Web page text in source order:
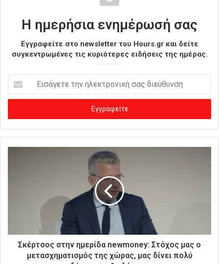
Η ημερήσια ενημέρωσή σας
Εγγραφείτε στο newsletter του Hours.gr και δείτε
συγκεντρωμένες τις κυριότερες ειδήσεις της ημέρας.
σ
γ
ε
τ
Σκέρτσος στην ημερίδα newmoney: Στόχος μας ο
μετασχηματισμός της χώρας, μας δίνει πολύ